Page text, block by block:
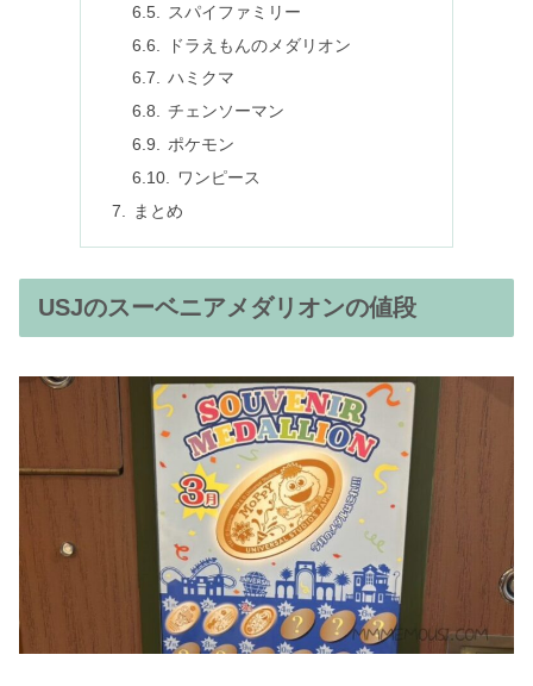
スパイファミリー
ドラえもんのメダリオン
ハミクマ
チェンソーマン
ポケモン
ワンピース
まとめ
USJのスーベニアメダリオンの値段